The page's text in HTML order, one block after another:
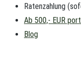
Ratenzahlung
Ab 500,- EUR
Blog